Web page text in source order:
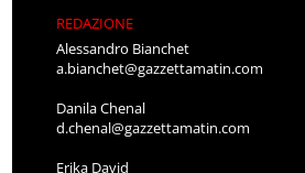
REDAZIONE
Alessandro Bianchet
a.bianchet@gazzettamatin.com
Danila Chenal
d.chenal@gazzettamatin.com
Erika David